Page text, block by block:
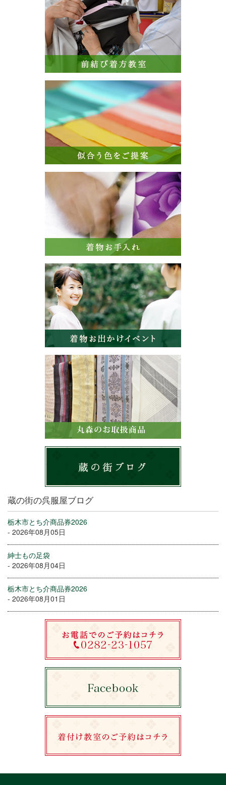
蔵の街の呉服屋ブログ
栃木市とち介商品券2026
- 2026年08月05日
紳士もの足袋
- 2026年08月04日
栃木市とち介商品券2026
- 2026年08月01日